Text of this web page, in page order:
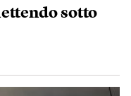
sotto